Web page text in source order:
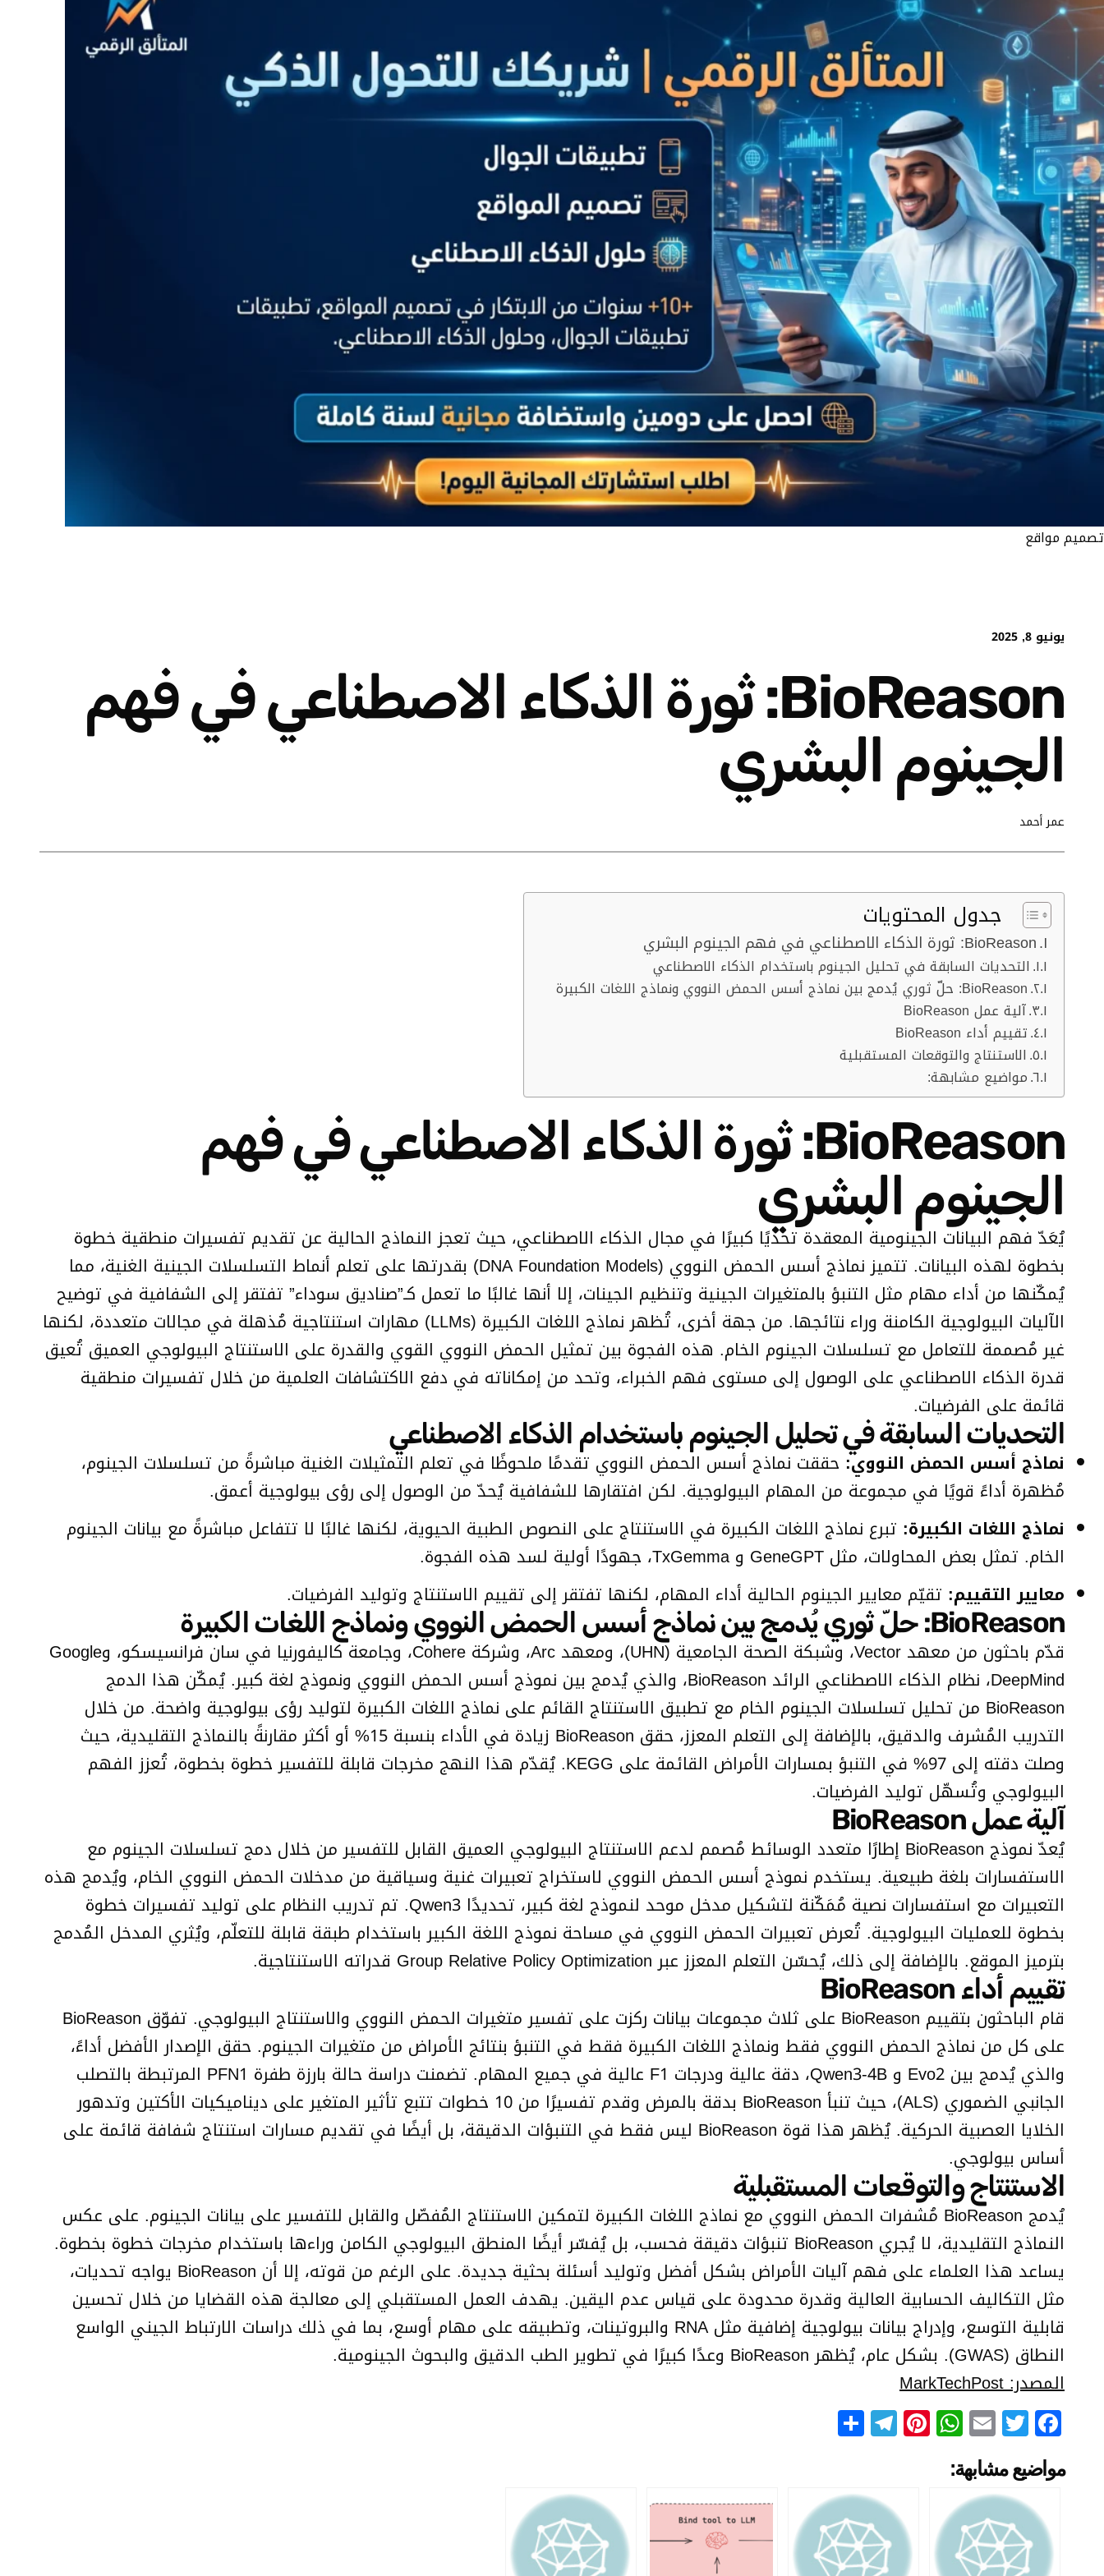
تصميم مواقع
يونيو 8, 2025
BioReason: ثورة الذكاء الاصطناعي في فهم
الجينوم البشري
عمر أحمد
جدول المحتويات
BioReason: ثورة الذكاء الاصطناعي في فهم الجينوم البشري
التحديات السابقة في تحليل الجينوم باستخدام الذكاء الاصطناعي
BioReason: حلّ ثوري يُدمج بين نماذج أسس الحمض النووي ونماذج اللغات الكبيرة
آلية عمل BioReason
تقييم أداء BioReason
الاستنتاج والتوقعات المستقبلية
مواضيع مشابهة:
BioReason: ثورة الذكاء الاصطناعي في فهم
الجينوم البشري
يُعَدّ فهم البيانات الجينومية المعقدة تحديًا كبيرًا في مجال الذكاء الاصطناعي، حيث تعجز النماذج الحالية عن تقديم تفسيرات منطقية خطوة
بخطوة لهذه البيانات. تتميز نماذج أسس الحمض النووي (DNA Foundation Models) بقدرتها على تعلم أنماط التسلسلات الجينية الغنية، مما
يُمكّنها من أداء مهام مثل التنبؤ بالمتغيرات الجينية وتنظيم الجينات، إلا أنها غالبًا ما تعمل كـ”صناديق سوداء” تفتقر إلى الشفافية في توضيح
الآليات البيولوجية الكامنة وراء نتائجها. من جهة أخرى، تُظهر نماذج اللغات الكبيرة (LLMs) مهارات استنتاجية مُذهلة في مجالات متعددة، لكنها
غير مُصممة للتعامل مع تسلسلات الجينوم الخام. هذه الفجوة بين تمثيل الحمض النووي القوي والقدرة على الاستنتاج البيولوجي العميق تُعيق
قدرة الذكاء الاصطناعي على الوصول إلى مستوى فهم الخبراء، وتحد من إمكاناته في دفع الاكتشافات العلمية من خلال تفسيرات منطقية
قائمة على الفرضيات.
التحديات السابقة في تحليل الجينوم باستخدام الذكاء الاصطناعي
نماذج أسس الحمض النووي: حققت نماذج أسس الحمض النووي تقدمًا ملحوظًا في تعلم التمثيلات الغنية مباشرةً من تسلسلات الجينوم،
مُظهرة أداءً قويًا في مجموعة من المهام البيولوجية. لكن افتقارها للشفافية يُحدّ من الوصول إلى رؤى بيولوجية أعمق.
نماذج اللغات الكبيرة: تبرع نماذج اللغات الكبيرة في الاستنتاج على النصوص الطبية الحيوية، لكنها غالبًا لا تتفاعل مباشرةً مع بيانات الجينوم
الخام. تمثل بعض المحاولات، مثل GeneGPT و TxGemma، جهودًا أولية لسد هذه الفجوة.
معايير التقييم: تقيّم معايير الجينوم الحالية أداء المهام، لكنها تفتقر إلى تقييم الاستنتاج وتوليد الفرضيات.
BioReason: حلّ ثوري يُدمج بين نماذج أسس الحمض النووي ونماذج اللغات الكبيرة
قدّم باحثون من معهد Vector، وشبكة الصحة الجامعية (UHN)، ومعهد Arc، وشركة Cohere، وجامعة كاليفورنيا في سان فرانسيسكو، وGoogle
DeepMind، نظام الذكاء الاصطناعي الرائد BioReason، والذي يُدمج بين نموذج أسس الحمض النووي ونموذج لغة كبير. يُمكّن هذا الدمج
BioReason من تحليل تسلسلات الجينوم الخام مع تطبيق الاستنتاج القائم على نماذج اللغات الكبيرة لتوليد رؤى بيولوجية واضحة. من خلال
التدريب المُشرف والدقيق، بالإضافة إلى التعلم المعزز، حقق BioReason زيادة في الأداء بنسبة 15% أو أكثر مقارنةً بالنماذج التقليدية، حيث
وصلت دقته إلى 97% في التنبؤ بمسارات الأمراض القائمة على KEGG. يُقدّم هذا النهج مخرجات قابلة للتفسير خطوة بخطوة، تُعزز الفهم
البيولوجي وتُسهّل توليد الفرضيات.
آلية عمل BioReason
يُعدّ نموذج BioReason إطارًا متعدد الوسائط مُصمم لدعم الاستنتاج البيولوجي العميق القابل للتفسير من خلال دمج تسلسلات الجينوم مع
الاستفسارات بلغة طبيعية. يستخدم نموذج أسس الحمض النووي لاستخراج تعبيرات غنية وسياقية من مدخلات الحمض النووي الخام، ويُدمج هذه
التعبيرات مع استفسارات نصية مُمَكّنة لتشكيل مدخل موحد لنموذج لغة كبير، تحديدًا Qwen3. تم تدريب النظام على توليد تفسيرات خطوة
بخطوة للعمليات البيولوجية. تُعرض تعبيرات الحمض النووي في مساحة نموذج اللغة الكبير باستخدام طبقة قابلة للتعلّم، ويُثري المدخل المُدمج
بترميز الموقع. بالإضافة إلى ذلك، يُحسّن التعلم المعزز عبر Group Relative Policy Optimization قدراته الاستنتاجية.
تقييم أداء BioReason
قام الباحثون بتقييم BioReason على ثلاث مجموعات بيانات ركزت على تفسير متغيرات الحمض النووي والاستنتاج البيولوجي. تفوّق BioReason
على كل من نماذج الحمض النووي فقط ونماذج اللغات الكبيرة فقط في التنبؤ بنتائج الأمراض من متغيرات الجينوم. حقق الإصدار الأفضل أداءً،
والذي يُدمج بين Evo2 و Qwen3-4B، دقة عالية ودرجات F1 عالية في جميع المهام. تضمنت دراسة حالة بارزة طفرة PFN1 المرتبطة بالتصلب
الجانبي الضموري (ALS)، حيث تنبأ BioReason بدقة بالمرض وقدم تفسيرًا من 10 خطوات تتبع تأثير المتغير على ديناميكيات الأكتين وتدهور
الخلايا العصبية الحركية. يُظهر هذا قوة BioReason ليس فقط في التنبؤات الدقيقة، بل أيضًا في تقديم مسارات استنتاج شفافة قائمة على
أساس بيولوجي.
الاستنتاج والتوقعات المستقبلية
يُدمج BioReason مُشفرات الحمض النووي مع نماذج اللغات الكبيرة لتمكين الاستنتاج المُفصّل والقابل للتفسير على بيانات الجينوم. على عكس
النماذج التقليدية، لا يُجري BioReason تنبؤات دقيقة فحسب، بل يُفسّر أيضًا المنطق البيولوجي الكامن وراءها باستخدام مخرجات خطوة بخطوة.
يساعد هذا العلماء على فهم آليات الأمراض بشكل أفضل وتوليد أسئلة بحثية جديدة. على الرغم من قوته، إلا أن BioReason يواجه تحديات،
مثل التكاليف الحسابية العالية وقدرة محدودة على قياس عدم اليقين. يهدف العمل المستقبلي إلى معالجة هذه القضايا من خلال تحسين
قابلية التوسع، وإدراج بيانات بيولوجية إضافية مثل RNA والبروتينات، وتطبيقه على مهام أوسع، بما في ذلك دراسات الارتباط الجيني الواسع
النطاق (GWAS). بشكل عام، يُظهر BioReason وعدًا كبيرًا في تطوير الطب الدقيق والبحوث الجينومية.
المصدر: MarkTechPost
Facebook
Twitter
Email
WhatsApp
Pinterest
Telegram
مواضيع مشابهة: